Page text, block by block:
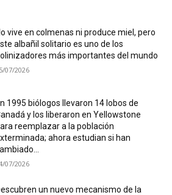
vive en colmenas ni produce miel, pero
albañil solitario es uno de los
más importantes del mundo
07/2026
1995 biólogos llevaron 14 lobos de
y los liberaron en Yellowstone
reemplazar a la población
ahora estudian si han
07/2026
un nuevo mecanismo de la